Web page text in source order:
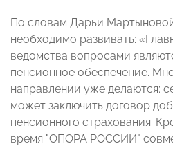
По словам Дарьи
необходимо развивать:
ведомства вопросами
пенсионное обеспечение.
направлении уже делаются:
может заключить договор
пенсионного страхования.
время "ОПОРА РОССИИ"